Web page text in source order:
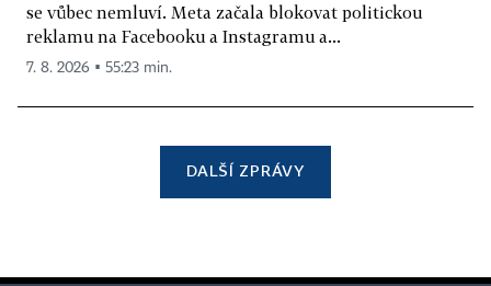
se vůbec nemluví. Meta začala blokovat politickou
reklamu na Facebooku a Instagramu a...
7. 8. 2026 ▪ 55:23 min.
DALŠÍ ZPRÁVY